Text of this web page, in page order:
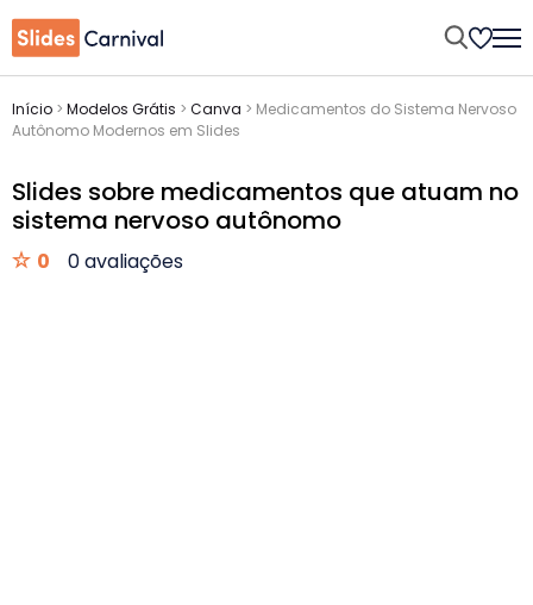
Início > Modelos Grátis > Canva > Medicamentos do Sistema Nervoso
Autônomo Modernos em Slides
Slides sobre medicamentos que atuam no
sistema nervoso autônomo
0 0 avaliações